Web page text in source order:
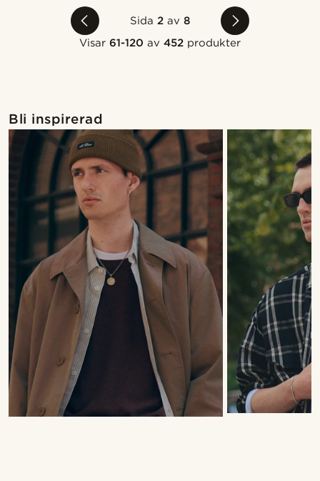
Sida 2av8
Visar 61-120 av452 produkter
Bli inspirerad